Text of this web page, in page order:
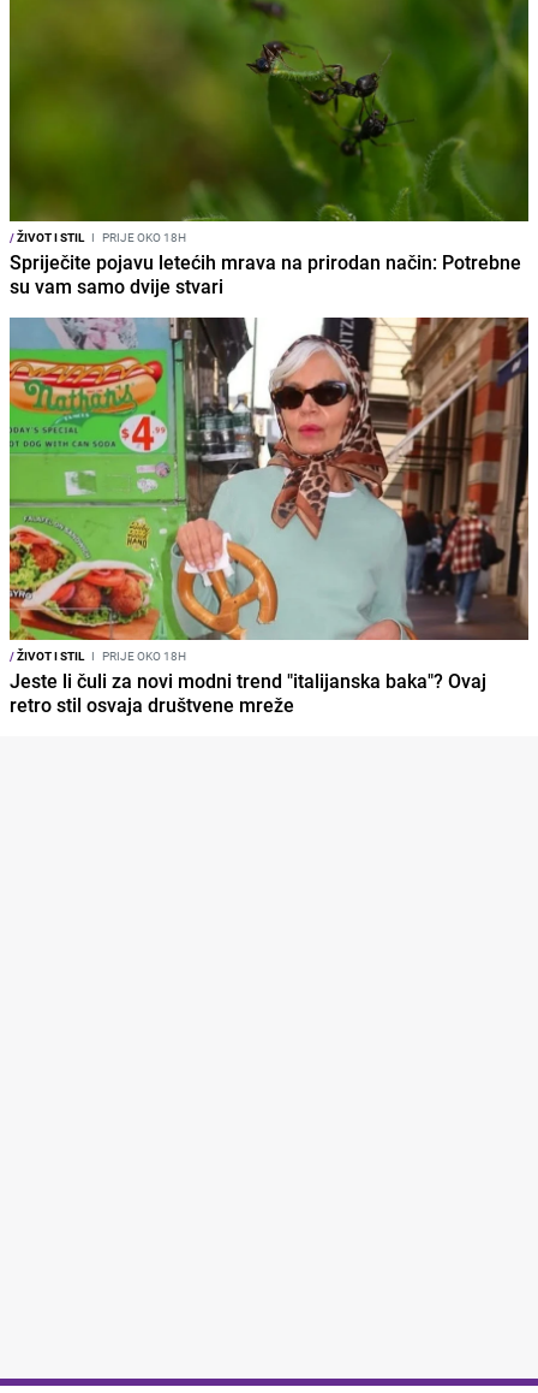
/ŽIVOT I STIL I PRIJE OKO 18H
Spriječite pojavu letećih mrava na prirodan način: Potrebne
su vam samo dvije stvari
/ŽIVOT I STIL I PRIJE OKO 18H
Jeste li čuli za novi modni trend "italijanska baka"? Ovaj
retro stil osvaja društvene mreže